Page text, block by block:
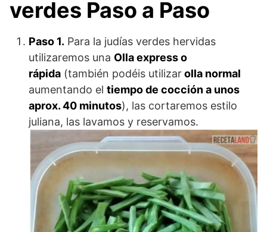
verdes Paso a Paso
Paso 1. Para la judías verdes hervidas
utilizaremos una Olla express o
rápida (también podéis utilizarolla normal
aumentando el tiempo de cocción a unos
aprox. 40 minutos), las cortaremos estilo
juliana, las lavamos y reservamos.